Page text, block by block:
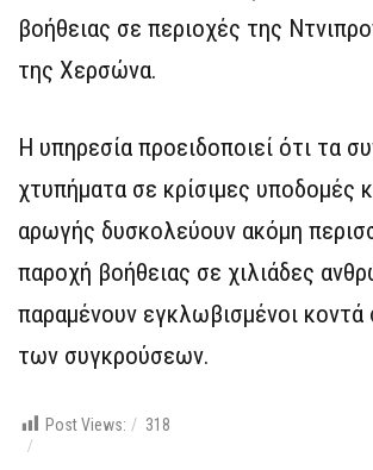
βοήθειας σε περιοχές της
της Χερσώνα.
Η υπηρεσία προειδοποιεί ότι τα
χτυπήματα σε κρίσιμες υποδομές
αρωγής δυσκολεύουν ακόμη
παροχή βοήθειας σε χιλιάδες
παραμένουν εγκλωβισμένοι
των συγκρούσεων.
Post Views: 318